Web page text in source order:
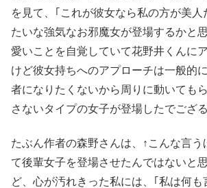
を見て、｢これが彼女なら私の方が美人
たいな強気なお邪魔女が登場するかと
愛いことを自覚していて花野井くんに
けど彼女持ちへのアプローチは一般的
者になりたくないから周りに動いても
さないタイプの女子が登場したでござる
たぶん作者の森野さんは、↑こんな言う
て後輩女子を登場させたんではないと
ど、心が汚れきった私には、｢私は何も